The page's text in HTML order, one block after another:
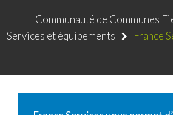
Communauté de Communes
Services et équipements
France